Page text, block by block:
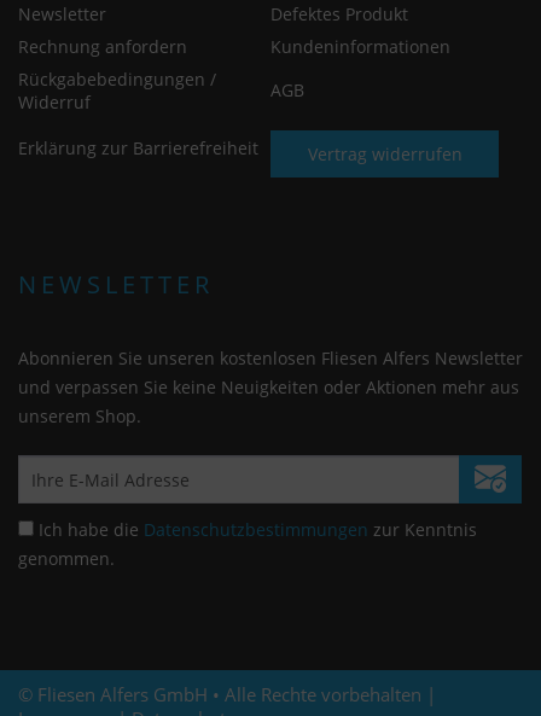
Newsletter
Defektes Produkt
Rechnung anfordern
Kundeninformationen
Rückgabebedingungen /
Widerruf
AGB
Erklärung zur Barrierefreiheit Vertrag widerrufen
NEWSLETTER
Abonnieren Sie unseren kostenlosen Fliesen Alfers Newsletter
und verpassen Sie keine Neuigkeiten oder Aktionen mehr aus
unserem Shop.
Ich habe die Datenschutzbestimmungen zur Kenntnis
genommen.
© Fliesen Alfers GmbH • Alle Rechte vorbehalten |